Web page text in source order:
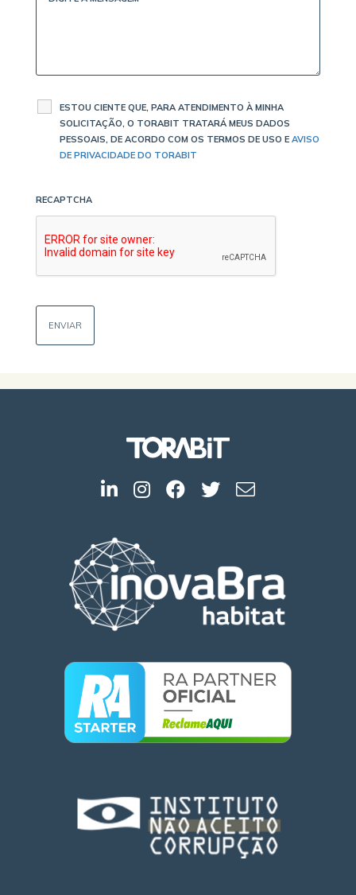
ESTOU CIENTE QUE, PARA ATENDIMENTO À MINHA
SOLICITAÇÃO, O TORABIT TRATARÁ MEUS DADOS
PESSOAIS, DE ACORDO COM OS TERMOS DE USO E AVISO
DE PRIVACIDADE DO TORABIT
RECAPTCHA